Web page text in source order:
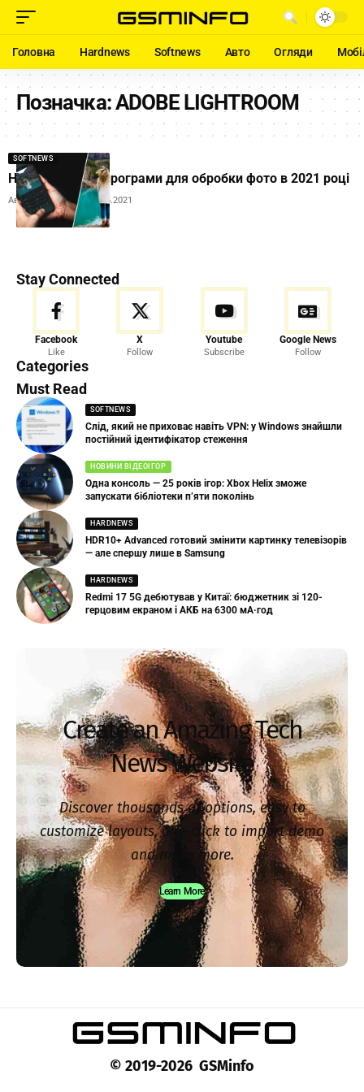
Головна Hardnews Softnews Авто Огляди
Позначка:ADOBE LIGHTROOM
SOFTNEWS
Названо кращі програми для обробки фото в 2021 році
Автор: Ihor Tolubyak 05.05.2021
Stay Connected
Facebook
Like
X
Follow
Youtube
Subscribe
Google News
Follow
Categories
Must Read
SOFTNEWS
Слід, який не приховає навіть VPN: у Windows знайшли
постійний ідентифікатор стеження
НОВИНИ ВІДЕОІГОР
Одна консоль — 25 років ігор: Xbox Helix зможе
запускати бібліотеки п’яти поколінь
HARDNEWS
HDR10+ Advanced готовий змінити картинку телевізорів
— але спершу лише в Samsung
HARDNEWS
Redmi 17 5G дебютував у Китаї: бюджетник зі 120-
герцовим екраном і АКБ на 6300 мА·год
Create an Amazing Tech
News Website
Discover thousands of options, easy to
customize layouts, one-click to import demo
and much more.
Learn More
© 2019-2026 GSMinfo